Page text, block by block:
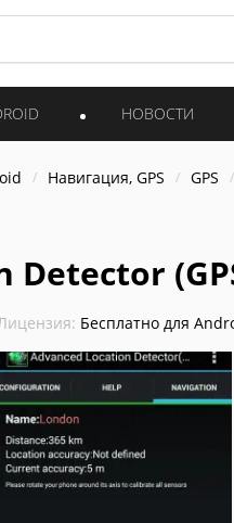
НОВОСТИ
Навигация, GPS GPS
Detector
Бесплатно для